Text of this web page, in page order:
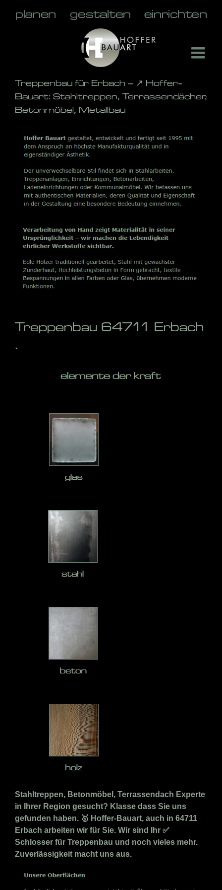
Treppenbau für Erbach – ↗️ Hoffer-
Bauart: Stahltreppen, Terrassendächer,
Betonmöbel, Metallbau
Treppenbau 64711 Erbach
.
Stahltreppen, Betonmöbel, Terrassendach Experte
in Ihrer Region gesucht? Klasse dass Sie uns
gefunden haben. 🥇 Hoffer-Bauart, auch in 64711
Erbach arbeiten wir für Sie. Wir sind Ihr ✅
Schlosser für Treppenbau und noch vieles mehr.
Zuverlässigkeit macht uns aus.